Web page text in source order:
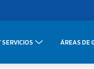
ÁREAS DE